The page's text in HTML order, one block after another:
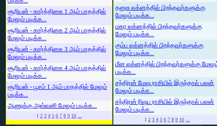
சூரியன் - கார்த்திகை 1 ஆம் பாதத்தில்
மேலும் படிக்க...
சூரியன் - கார்த்திகை 2 ஆம் பாதத்தில்
மேலும் படிக்க...
சூரியன் - கார்த்திகை 3 ஆம் பாதத்தில்
மேலும் படிக்க...
சூரியன் - கார்த்திகை 4 ஆம் பாதத்தில்
மேலும் படிக்க...
சூரியன் - பூசம் 1 ஆம் பாதத்தில் மேலும்
படிக்க...
ஆணுக்கு அஸ்வனி மேலும் படிக்க...
1 2 3 4 5 6 7 8 9 10 ...
தனுசு லக்னத்தில் பிறந்தவர்களுக்கு
மேலும் படிக்க...
மகர லக்னத்தில் பிறந்தவர்களுக்கு
மேலும் படிக்க...
கும்ப லக்னத்தில் பிறந்தவர்களுக்கு
மேலும் படிக்க...
மீன லக்னத்தில் பிறந்தவர்களுக்கு
படிக்க...
சந்திரன் மேஷ ராசியில் இருந்தால் பலன்
மேலும் படிக்க...
சந்திரன் ரிஷப ராசியில் இருந்தால் பலன்
மேலும் படிக்க...
1 2 3 4 5 6 7 8 9 10 ...